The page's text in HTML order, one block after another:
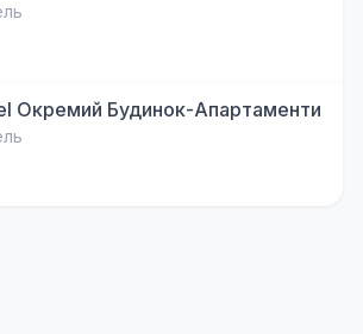
Окремий Будинок-Апартаменти